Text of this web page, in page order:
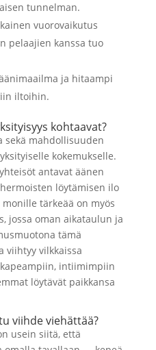
tunnelman.
vuorovaikutus
pelaajien kanssa tuo
ja hitaampi
iltoihin.
kohtaavat?
sekä mahdollisuuden
kokemukselle.
antavat äänen
löytämisen ilo
tärkeää on myös
jossa oman aikataulun ja
tämä
viihtyy vilkkaissa
intiimimpiin
löytävät paikkansa
viihde viehättää?
usein siitä, että